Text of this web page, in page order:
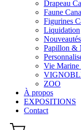
Drapeau
Faune
Figurines
Liquidation
Papillon &
Vie
ZOO
À propos
EXPOSITIONS
Contact